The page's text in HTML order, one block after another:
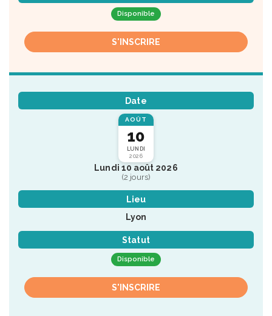
Disponible
S'INSCRIRE
Date
AOÛT
10
LUNDI
2026
Lundi 10 août 2026
(2 jours)
Lieu
Lyon
Statut
Disponible
S'INSCRIRE